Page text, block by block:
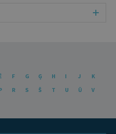
F G Ģ H I J
K
R S Š T U Ū
V